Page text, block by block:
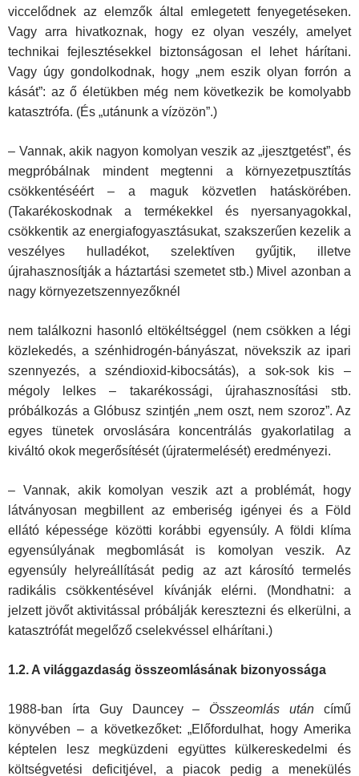
viccelődnek az elemzők által emlegetett fenyegetéseken.
Vagy arra hivatkoznak, hogy ez olyan veszély, amelyet
technikai fejlesztésekkel biztonságosan el lehet hárítani.
Vagy úgy gondolkodnak, hogy „nem eszik olyan forrón a
kását”: az ő életükben még nem következik be komolyabb
katasztrófa. (És „utánunk a vízözön”.)
– Vannak, akik nagyon komolyan veszik az „ijesztgetést”, és
meg­próbálnak mindent megtenni a környezetpusztítás
csökkentéséért – a maguk közvetlen hatáskörében.
(Takarékoskodnak a termékekkel és nyersanyagokkal,
csökkentik az energiafogyasztásukat, szakszerűen ke­zelik a
veszélyes hulladékot, szelektíven gyűjtik, illetve
újrahasznosítják a háztartási szemetet stb.) Mivel azonban a
nagy környezetszennyezőknél
nem találkozni hasonló eltökéltséggel (nem csökken a légi
közlekedés, a szénhidrogén-bányászat, növekszik az ipari
szennyezés, a széndioxid­-kibocsátás), a sok-sok kis –
mégoly lelkes – takarékossági, újrahasz­nosítási stb.
próbálkozás a Glóbusz szintjén „nem oszt, nem szoroz”. Az
egyes tünetek orvoslására koncentrálás gyakorlatilag a
kiváltó okok megerősítését (újratermelését) eredményezi.
– Vannak, akik komolyan veszik azt a problémát, hogy
látványosan megbillent az emberiség igényei és a Föld
ellátó képessége közötti korábbi egyensúly. A földi klíma
egyensúlyának megbomlását is komo­lyan veszik. Az
egyensúly helyreállítását pedig az azt károsító termelés
radikális csökkentésével kívánják elérni. (Mondhatni: a
jelzett jövőt aktivitással próbálják keresztezni és elkerülni, a
katasztrófát megelőző cselekvéssel elhárítani.)
1.2. A világgazdaság összeomlásának bizonyossága
1988-ban írta Guy Dauncey – Összeomlás utáncímű
könyvében – a következőket: „Előfordulhat, hogy Amerika
képtelen lesz megküzdeni együttes külkereskedelmi és
költségvetési deficitjével, a piacok pedig a menekülés